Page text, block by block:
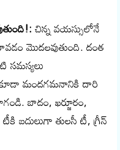
చిన్న వయస్సులోనే
మొదలవుతుంది. దంత
సమస్యలు
మందగమనానికి దారి
బాదం, ఖర్జూరం,
బదులుగా తులసీ టీ, గ్రీన్